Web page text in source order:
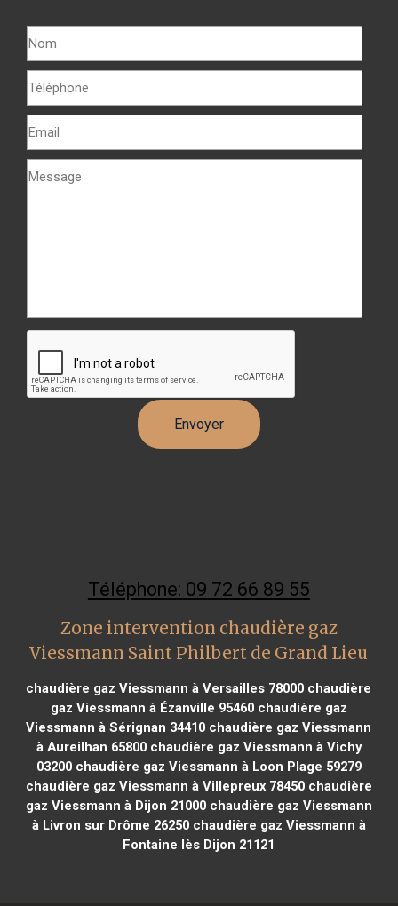
Téléphone: 09 72 66 89 55
Zone intervention chaudière gaz
Viessmann Saint Philbert de Grand Lieu
chaudière gaz Viessmann à Versailles 78000 chaudière
gaz Viessmann à Ézanville 95460chaudière gaz
Viessmann à Sérignan 34410 chaudière gaz Viessmann
à Aureilhan 65800chaudière gaz Viessmann à Vichy
03200chaudière gaz Viessmann à Loon Plage 59279
chaudière gaz Viessmann à Villepreux 78450chaudière
gaz Viessmann à Dijon 21000chaudière gaz Viessmann
à Livron sur Drôme 26250chaudière gaz Viessmann à
Fontaine lès Dijon 21121